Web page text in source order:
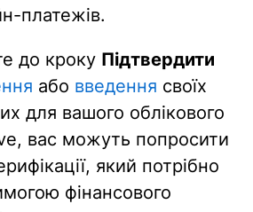
платежів.
до кроку Підтвердити
або введення своїх
для вашого облікового
вас можуть попросити
який потрібно
фінансового